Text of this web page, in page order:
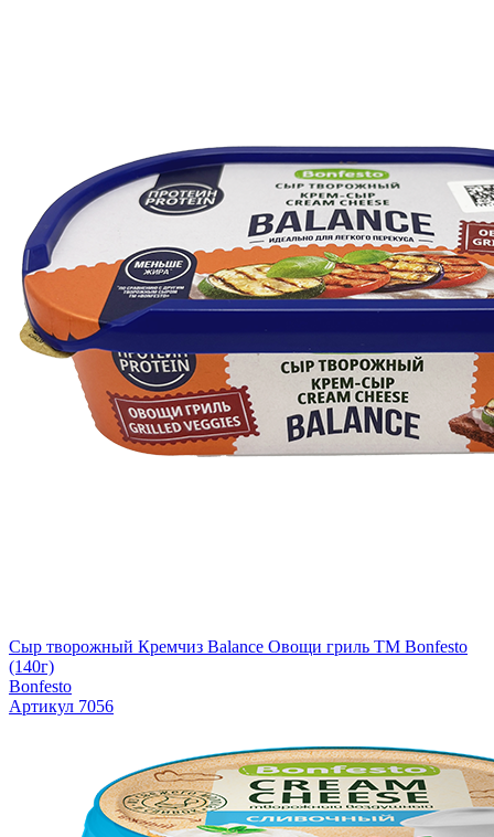
Сыр творожный Кремчиз Balance Овощи гриль ТМ Bonfesto
(140г)
Bonfesto
Артикул 7056